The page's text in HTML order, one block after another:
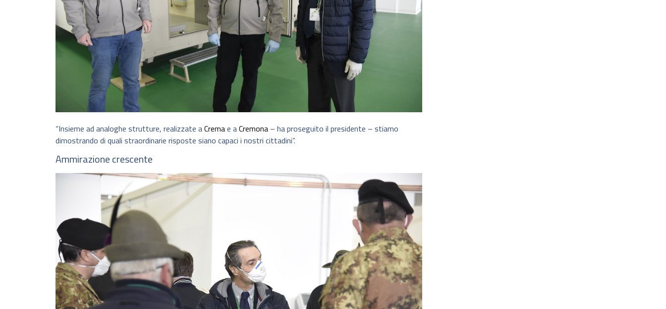
“Insieme ad analoghe strutture, realizzate aCremae aCremona – ha proseguito il presidente – stiamo
dimostrando di quali straordinarie risposte siano capaci i nostri cittadini”.
Ammirazione crescente